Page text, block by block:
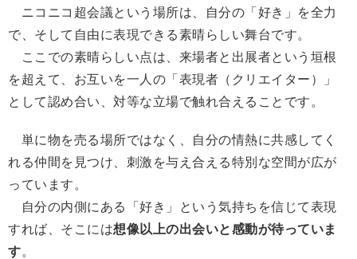
ニコニコ超会議という場所は、自分の「好き」を全力
で、そして自由に表現できる素晴らしい舞台です。
ここでの素晴らしい点は、来場者と出展者という垣根
を超えて、お互いを一人の「表現者（クリエイター）」
として認め合い、対等な立場で触れ合えることです。
単に物を売る場所ではなく、自分の情熱に共感してく
れる仲間を見つけ、刺激を与え合える特別な空間が広が
っています。
自分の内側にある「好き」という気持ちを信じて表現
すれば、そこには想像以上の出会いと感動が待っていま
す。